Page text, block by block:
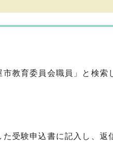
教育委員会職員」と検索
受験申込書に記入し、